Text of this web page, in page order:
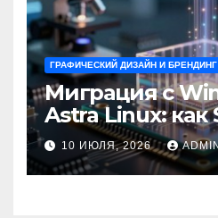
ГРАФИЧЕСКИЙ ДИЗАЙН И БРЕНДИНГ
Миграция с
Astra Linux: как
Group
10 ИЮЛЯ, 2026